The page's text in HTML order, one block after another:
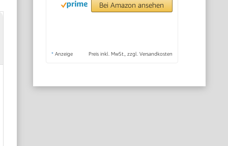
Bei Amazon ansehen
* Anzeige Preis inkl. MwSt., zzgl. Versandkosten